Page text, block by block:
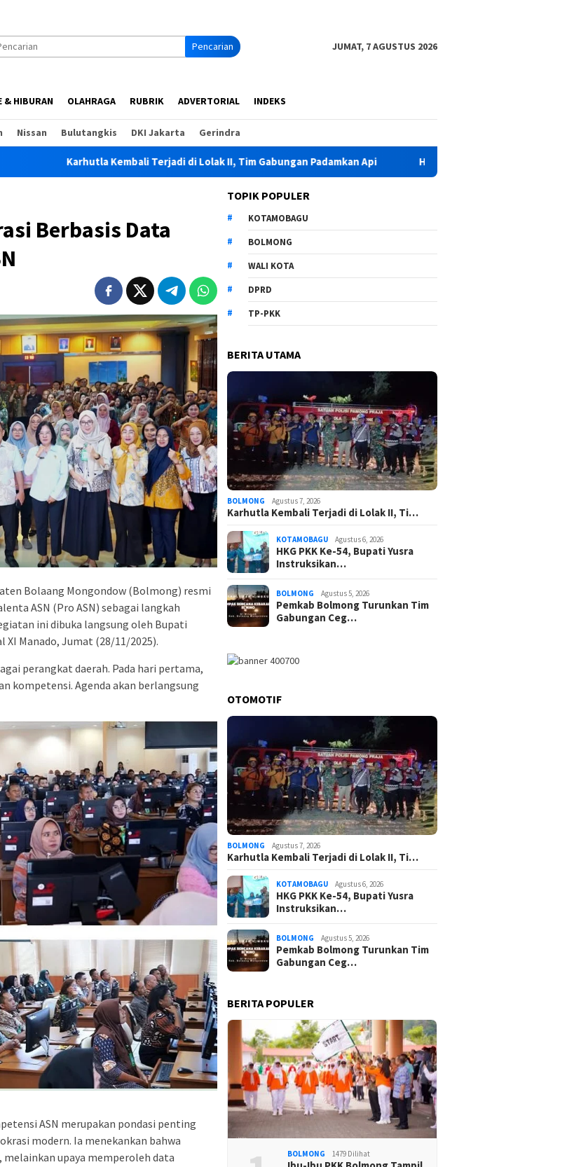
Pencarian JUMAT, 7 AGUSTUS 2026
& HIBURAN OLAHRAGA RUBRIK ADVERTORIAL INDEKS
Nissan Bulutangkis DKI Jakarta Gerindra
Kembali Terjadi di Lolak II, Tim Gabungan Padamkan Api HKG PKK Ke-54, Bupati Yusra Instruksikan OPD
Berbasis Data
Bolaang Mongondow (Bolmong) resmi
ASN (Pro ASN) sebagai langkah
ini dibuka langsung oleh Bupati
XI Manado, Jumat (28/11/2025).
perangkat daerah. Pada hari pertama,
kompetensi. Agenda akan berlangsung
ASN merupakan pondasi penting
modern. Ia menekankan bahwa
upaya memperoleh data
TOPIK POPULER
KOTAMOBAGU
BOLMONG
WALI KOTA
DPRD
TP-PKK
BERITA UTAMA
BOLMONG Agustus 7, 2026
Karhutla Kembali Terjadi di Lolak II, Ti…
KOTAMOBAGU Agustus 6, 2026
HKG PKK Ke-54, Bupati Yusra
Instruksikan…
BOLMONG Agustus 5, 2026
Pemkab Bolmong Turunkan Tim
Gabungan Ceg…
OTOMOTIF
BOLMONG Agustus 7, 2026
Karhutla Kembali Terjadi di Lolak II, Ti…
KOTAMOBAGU Agustus 6, 2026
HKG PKK Ke-54, Bupati Yusra
Instruksikan…
BOLMONG Agustus 5, 2026
Pemkab Bolmong Turunkan Tim
Gabungan Ceg…
BERITA POPULER
BOLMONG 1479 Dilihat